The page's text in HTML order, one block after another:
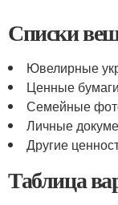
Списки
Ювелирные
Ценные бумаги
Семейные
Личные
Другие
Таблица